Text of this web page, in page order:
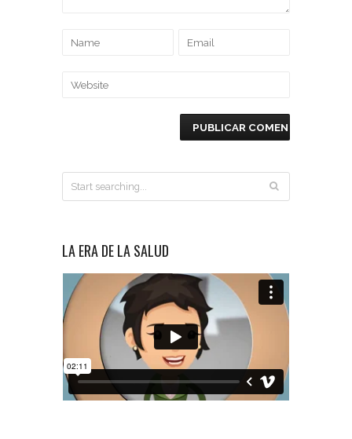
LA ERA DE LA SALUD